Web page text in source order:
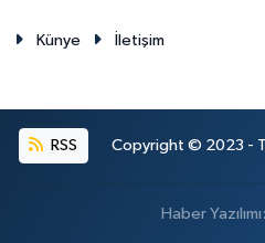
Künye İletişim
RSS Copyright © 2023 -
Haber Yazılımı: